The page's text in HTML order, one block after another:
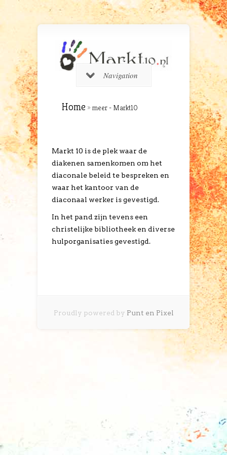
Navigation
Home » meer - Markt10
Markt 10 is de plek waar de
diakenen samenkomen om het
diaconale beleid te bespreken en
waar het kantoor van de
diaconaal werker is gevestigd.
In het pand zijn tevens een
christelijke bibliotheek en diverse
hulporganisaties gevestigd.
Proudly powered by Punt en Pixel